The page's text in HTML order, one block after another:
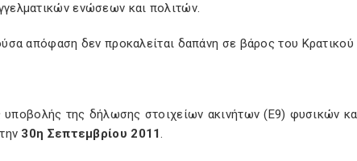
ενώσεων και πολιτών.
απόφαση δεν προκαλείται δαπάνη σε βάρος του
υποβολής της δήλωσης στοιχείων ακινήτων (Ε9) φυσικών
30η Σεπτεμβρίου 2011.